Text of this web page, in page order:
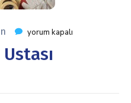
yorum kapalı